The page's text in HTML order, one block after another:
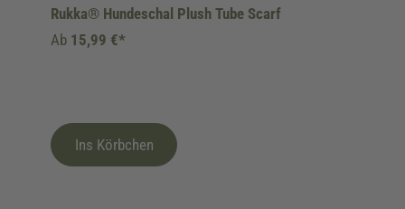
Rukka® Hundeschal Plush Tube Scarf
Ab 15,99 €*
Ins Körbchen